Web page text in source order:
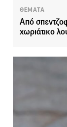
ΘΕΜΑΤΑ
Από
χωριάτικο